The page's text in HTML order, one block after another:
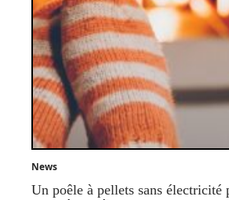
News
Un poêle à pellets sans électricité